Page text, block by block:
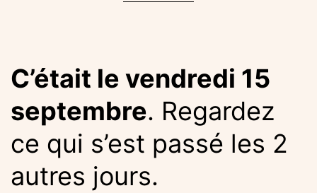
C’était le vendredi 15
septembre. Regardez
ce qui s’est passé les 2
autres jours.